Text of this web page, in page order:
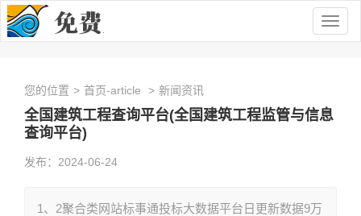
您的位置 > 首页-article > 新闻资讯
全国建筑工程查询平台(全国建筑工程监管与信息
查询平台)
发布：2024-06-24
1、2聚合类网站标事通投标大数据平台日更新数据9万